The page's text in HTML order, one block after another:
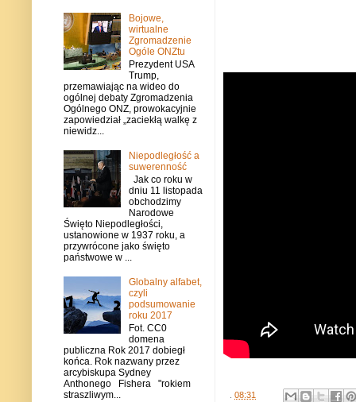
. 08:31
Bojowe,
wirtualne
Zgromadzenie
Ogóle ONZtu
Prezydent USA
Trump,
przemawiając na wideo do
ogólnej debaty Zgromadzenia
Ogólnego ONZ, prowokacyjnie
zapowiedział „zaciekłą walkę z
niewidz...
Niepodległość a
suwerenność
Jak co roku w
dniu 11 listopada
obchodzimy
Narodowe
Święto Niepodległości,
ustanowione w 1937 roku, a
przywrócone jako święto
państwowe w ...
Globalny alfabet,
czyli
podsumowanie
roku 2017
Fot. CC0
domena
publiczna Rok 2017 dobiegł
końca. Rok nazwany przez
arcybiskupa Sydney
Anthonego Fishera "rokiem
straszliwym...